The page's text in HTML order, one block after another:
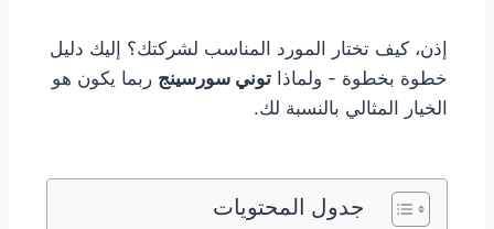
إذن، كيف تختار المورد المناسب لشركتك؟ إليك دليل
خطوة بخطوة - ولماذا توني سورسينج ربما يكون هو
الخيار المثالي بالنسبة لك.
جدول المحتويات